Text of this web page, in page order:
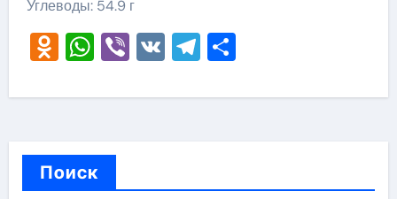
Углеводы: 54.9 г
Odnoklassniki
WhatsApp
Viber
VKTelegram
Отправить
Поиск